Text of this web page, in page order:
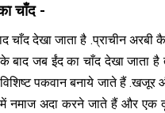
चाँद -
चाँद देखा जाता है .प्राचीन
बाद जब ईंद का चाँद देखा जाता
पकवान बनाये जाते हैं .खजूर
में नमाज अदा करने जाते हैं और